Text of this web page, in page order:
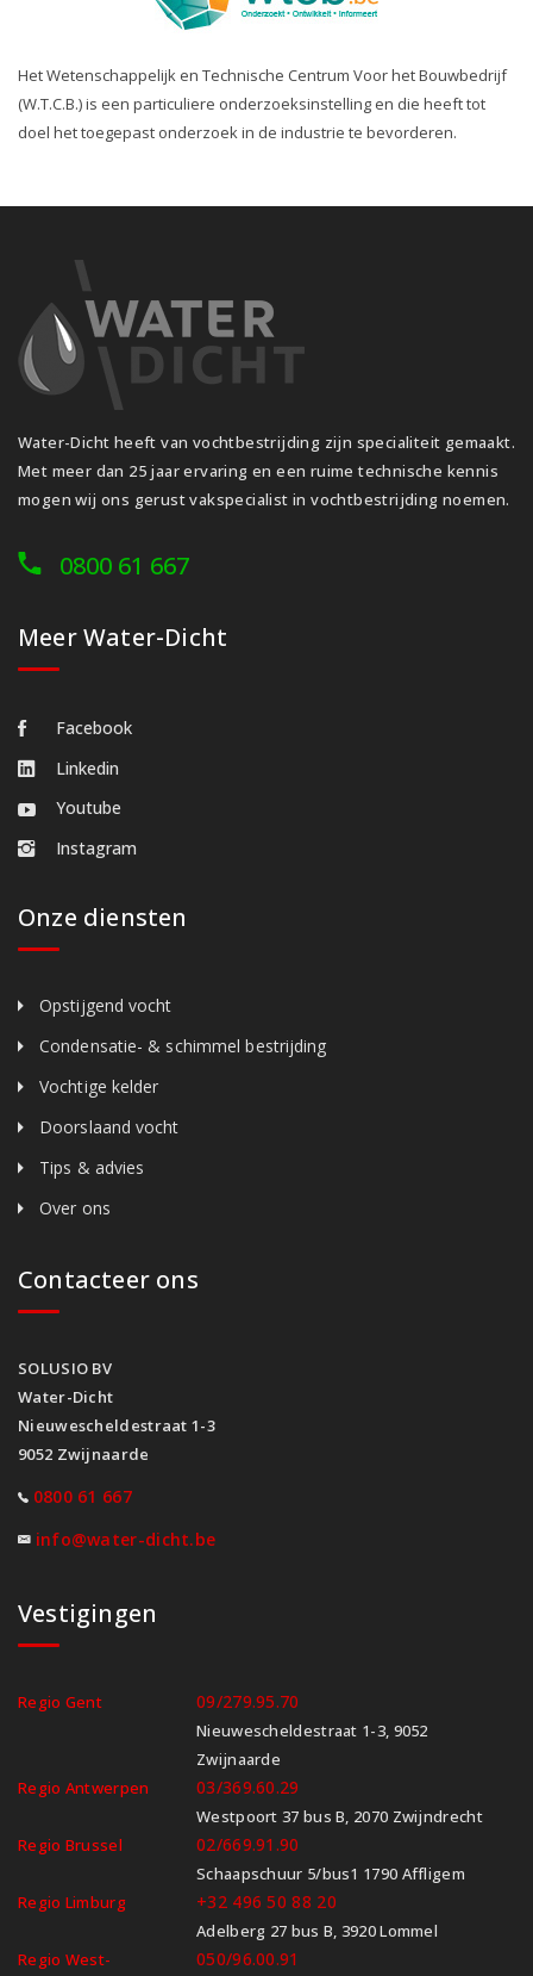
Het Wetenschappelijk en Technische Centrum Voor het Bouwbedrijf
(W.T.C.B.) is een particuliere onderzoeksinstelling en die heeft tot
doel het toegepast onderzoek in de industrie te bevorderen.
Water-Dicht heeft van vochtbestrijding zijn specialiteit gemaakt.
Met meer dan 25 jaar ervaring en een ruime technische kennis
mogen wij ons gerust vakspecialist in vochtbestrijding noemen.
0800 61 667
Meer Water-Dicht
Facebook
Linkedin
Youtube
Instagram
Onze diensten
Opstijgend vocht
Condensatie- & schimmel bestrijding
Vochtige kelder
Doorslaand vocht
Tips & advies
Over ons
Contacteer ons
SOLUSIO BV
Water-Dicht
Nieuwescheldestraat 1-3
9052 Zwijnaarde
0800 61 667
info@water-dicht.be
Vestigingen
Regio Gent 09/279.95.70
Nieuwescheldestraat 1-3, 9052
Zwijnaarde
Regio Antwerpen
03/369.60.29
Westpoort 37 bus B, 2070 Zwijndrecht
Regio Brussel
02/669.91.90
Schaapschuur 5/bus1 1790 Affligem
Regio Limburg
+32 496 50 88 20
Adelberg 27 bus B, 3920 Lommel
Regio West-
050/96.00.91